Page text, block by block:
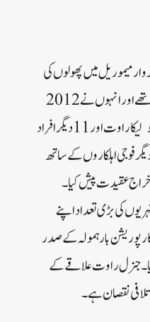
(سی ڈی ایس) جنرل بپن کی پہلی برسی کے موقع پر 8 دسمبر کو ڈیگر وار میموریل میں پھولوں کی
چادر چڑھانے کی تقریب کا اہتمام کیا گیا۔ جنرل بپن راوت 19 انفنٹری ڈویژن کے سابق جنرل آفیسر کمانڈنگ بھی تھے اور انہوں نے 2012
میں ڈویژن کی کمانڈ کی تھی۔ انہوں نے 08 دسمبر 2021 کو کونور، تمل ناڈو میں ہیلی کاپٹر کا حادثہ میں اپنی اہلیہ مدھولیکا راوت اور 11 دیگر افراد
فوجی اہلکاروں کے ساتھ
خراج عقیدت پیش کیا۔
کی بڑی تعداد اپنے
بارہمولہ کے صدر
جنرل راوت علاقے کے
نقصان ہے۔